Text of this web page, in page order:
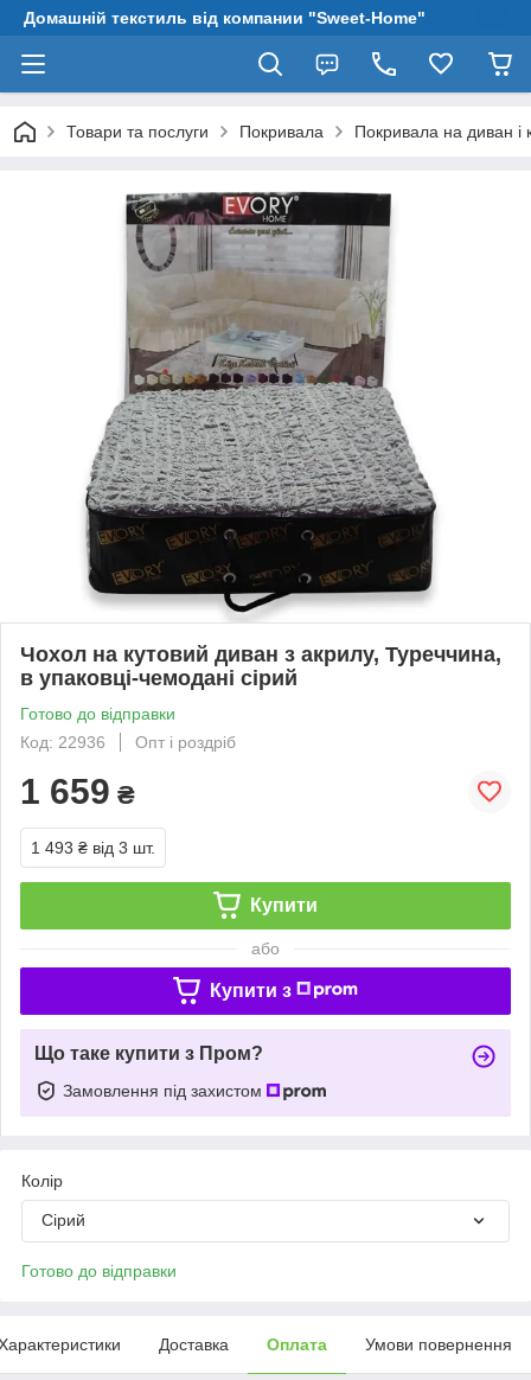
Домашній текстиль від компании "Sweet-Home"
Товари та послуги Покривала Покривала на диван і
Чохол на кутовий диван з акрилу, Туреччина,
в упаковці-чемодані сірий
Готово до відправки
Код: 22936
Опт і роздріб
1 659 ₴
1 493 ₴ від 3 шт.
Купити
або
Купити з
Що таке купити з Пром?
Замовлення під захистом
Колір
Сірий
Готово до відправки
Доставка Оплата Умови повернення